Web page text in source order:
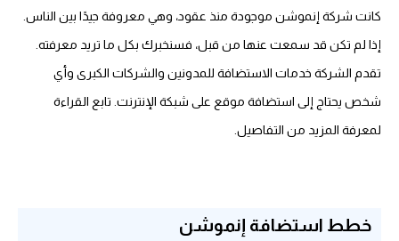
كانت شركة إنموشن موجودة منذ عقود، وهي معروفة جيدًا بين الناس.
إذا لم تكن قد سمعت عنها من قبل، فسنخبرك بكل ما تريد معرفته.
تقدم الشركة خدمات الاستضافة للمدونين والشركات الكبرى وأي
شخص يحتاج إلى استضافة موقع على شبكة الإنترنت. تابع القراءة
لمعرفة المزيد من التفاصيل.
خطط استضافة إنموشن